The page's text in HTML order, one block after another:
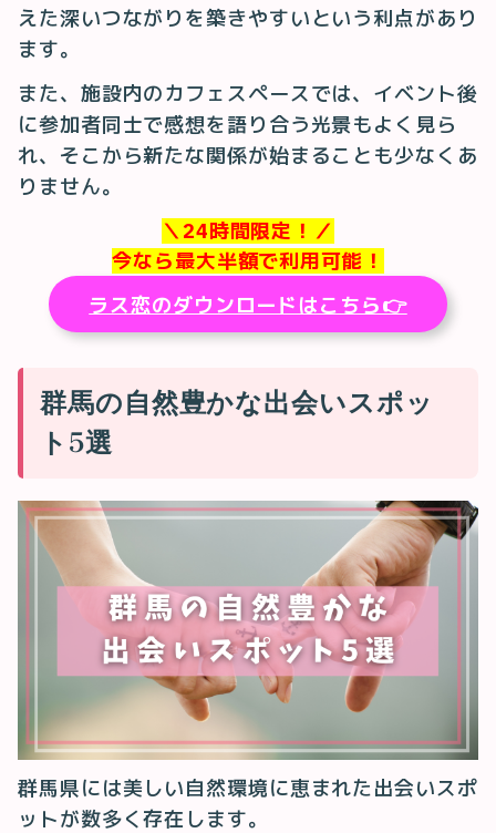
えた深いつながりを築きやすいという利点があり
ます。
また、施設内のカフェスペースでは、イベント後
に参加者同士で感想を語り合う光景もよく見ら
れ、そこから新たな関係が始まることも少なくあ
りません。
＼24時間限定！／
今なら最大半額で利用可能！
ラス恋のダウンロードはこちら👉
群馬の自然豊かな出会いスポッ
ト5選
群馬県には美しい自然環境に恵まれた出会いスポ
ットが数多く存在します。